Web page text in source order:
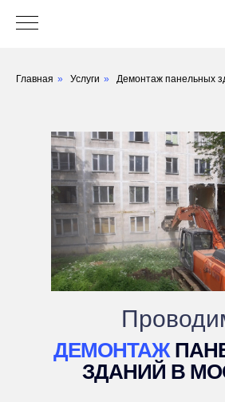
Главная » Услуги » Демонтаж панельных
ДЕМОНТАЖ
ЗДАНИЙ В